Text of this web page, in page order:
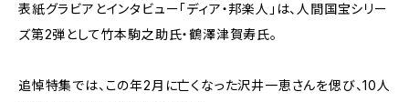
表紙グラビアとインタビュー「ディア・邦楽人」は、人間国宝シリー
ズ第2弾として竹本駒之助氏・鶴澤津賀寿氏。
追悼特集では、この年2月に亡くなった沢井一恵さんを偲び、10人